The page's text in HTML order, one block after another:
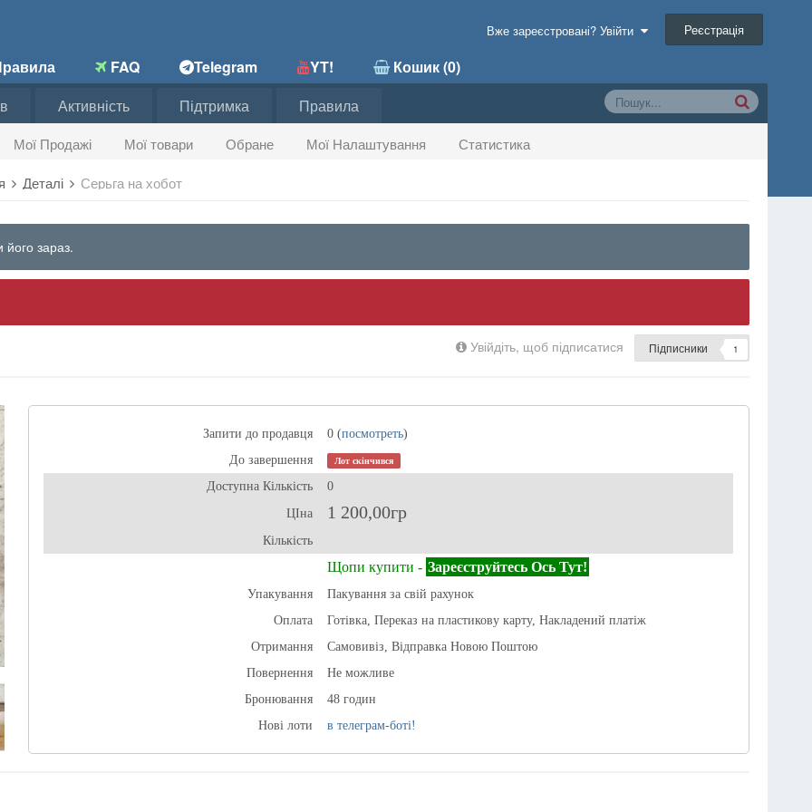
FAQ Telegram YT! Кошик (0)
Вже зареєстровані? Увійти Реєстрація
Мої Продажі Мої товари Обране Мої Налаштування Статистика
Активність Підтримка Правила
Деталі Серьга на хобот
зараз.
Увійдіть, щоб підписатися Підписники 1
Запити до продавця 0 (посмотреть)
До завершення
Лот скінчився
Доступна Кількість
0
ЦІна
1 200,00гр
Кількість
Щопи купити - Зареєструйтесь Ось Тут!
Упакування
Пакування за свій рахунок
Оплата
Готівка, Переказ на пластикову карту, Накладений платіж
Отримання
Самовивіз, Відправка Новою Поштою
Повернення
Не можливе
Бронювання
48 годин
Нові лоти
в телеграм-боті!